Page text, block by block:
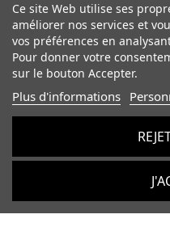
Ce site Web utilise ses
améliorer nos services et
vos préférences en
Pour donner votre
sur le bouton Accepter.
Plus d'informations